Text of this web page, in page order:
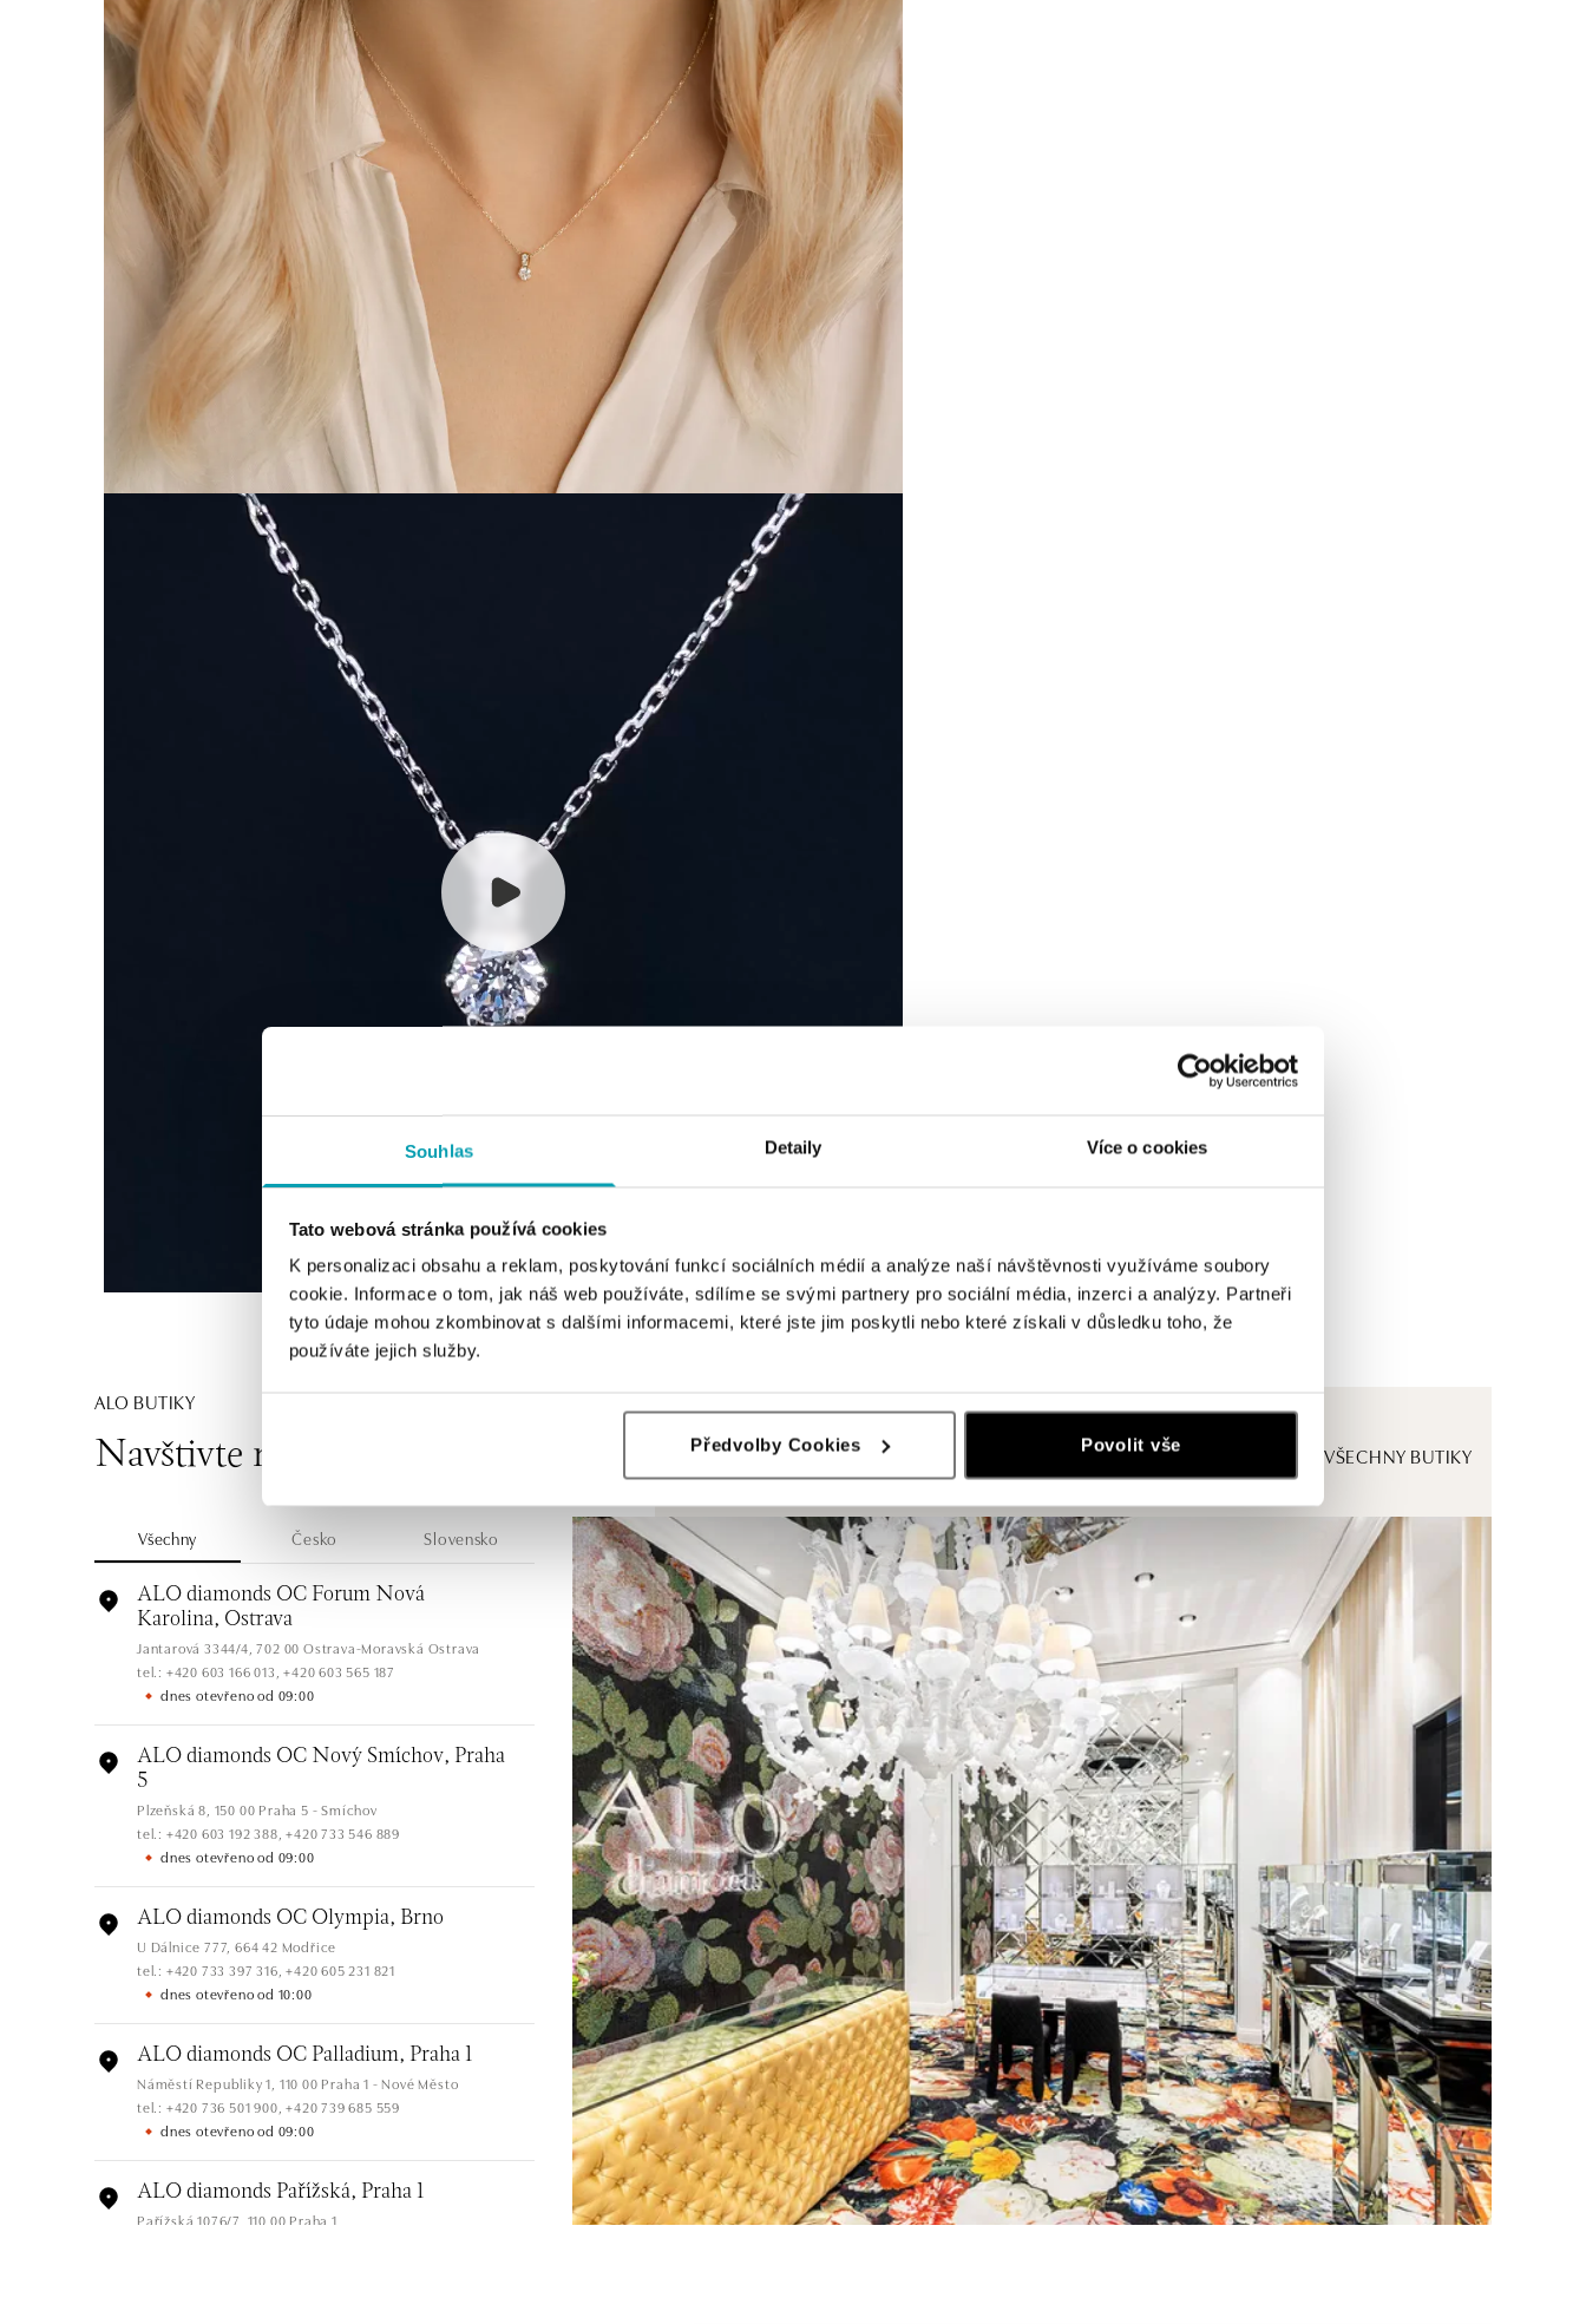
Souhlas Detaily Více o cookies
Tato webová stránka používá cookies
K personalizaci obsahu a reklam, poskytování funkcí sociálních médií a analýze naší návštěvnosti využíváme soubory
cookie. Informace o tom, jak náš web používáte, sdílíme se svými partnery pro sociální média, inzerci a analýzy. Partneři
tyto údaje mohou zkombinovat s dalšími informacemi, které jste jim poskytli nebo které získali v důsledku toho, že
používáte jejich služby.
Předvolby Cookies Povolit vše
ALO BUTIKY
Navštivte naše butiky ZOBRAZIT VŠECHNY BUTIKY
Všechny Česko Slovensko
ALO diamonds OC Forum Nová
Karolina, Ostrava
Jantarová 3344/4, 702 00 Ostrava-Moravská Ostrava
tel.: +420 603 166 013, +420 603 565 187
dnes otevřeno od 09:00
ALO diamonds OC Nový Smíchov, Praha
5
Plzeňská 8, 150 00 Praha 5 - Smíchov
tel.: +420 603 192 388, +420 733 546 889
dnes otevřeno od 09:00
ALO diamonds OC Olympia, Brno
U Dálnice 777, 664 42 Modřice
tel.: +420 733 397 316, +420 605 231 821
dnes otevřeno od 10:00
ALO diamonds OC Palladium, Praha 1
Náměstí Republiky 1, 110 00 Praha 1 - Nové Město
tel.: +420 736 501 900, +420 739 685 559
dnes otevřeno od 09:00
ALO diamonds Pařížská, Praha 1
Pařížská 1076/7, 110 00 Praha 1